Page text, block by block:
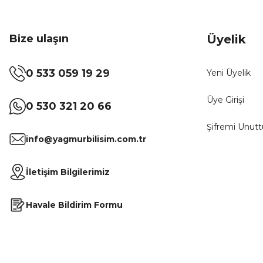
Bize ulaşın
0 533 059 19 29
0 530 321 20 66
info@yagmurbilisim.com.tr
İletişim Bilgilerimiz
Havale Bildirim Formu
Üyelik
Yeni Üyelik
Üye Girişi
Şifremi